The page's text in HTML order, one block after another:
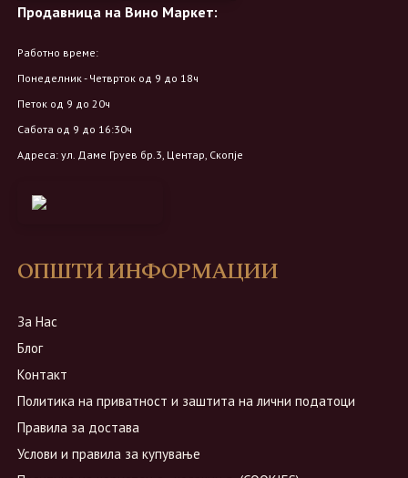
Продавница на Вино Маркет:
Работно време:
Понеделник - Четврток од 9 до 18ч
Петок од 9 до 20ч
Сабота од 9 до 16:30ч
Адреса: ул. Даме Груев бр.3, Центар, Скопје
ОПШТИ ИНФОРМАЦИИ
За Нас
Блог
Контакт
Политика на приватност и заштита на лични податоци
Правила за достава
Услови и правила за купување